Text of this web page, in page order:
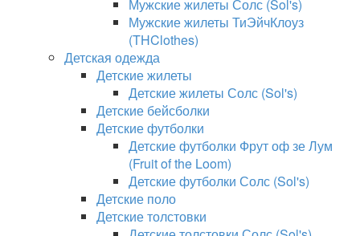
Мужские жилеты Солс (Sol's)
Мужские жилеты ТиЭйчКлоуз
(THClothes)
Детская одежда
Детские жилеты
Детские жилеты Солс (Sol's)
Детские бейсболки
Детские футболки
Детские футболки Фрут оф зе Лум
(Fruit of the Loom)
Детские футболки Солс (Sol's)
Детские поло
Детские толстовки